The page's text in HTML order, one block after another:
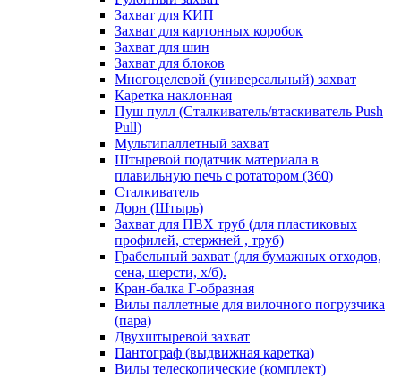
Захват для КИП
Захват для картонных коробок
Захват для шин
Захват для блоков
Многоцелевой (универсальный) захват
Каретка наклонная
Пуш пулл (Сталкиватель/втаскиватель Push
Pull)
Мультипаллетный захват
Штыревой податчик материала в
плавильную печь с ротатором (360)
Сталкиватель
Дорн (Штырь)
Захват для ПВХ труб (для пластиковых
профилей, стержней , труб)
Грабельный захват (для бумажных отходов,
сена, шерсти, х/б).
Кран-балка Г-образная
Вилы паллетные для вилочного погрузчика
(пара)
Двухштыревой захват
Пантограф (выдвижная каретка)
Вилы телескопические (комплект)